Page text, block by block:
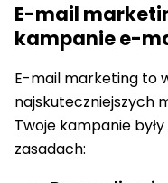
E-mail
kampanie e-
E-mail marketing to
najskuteczniejszych
Twoje kampanie
zasadach: